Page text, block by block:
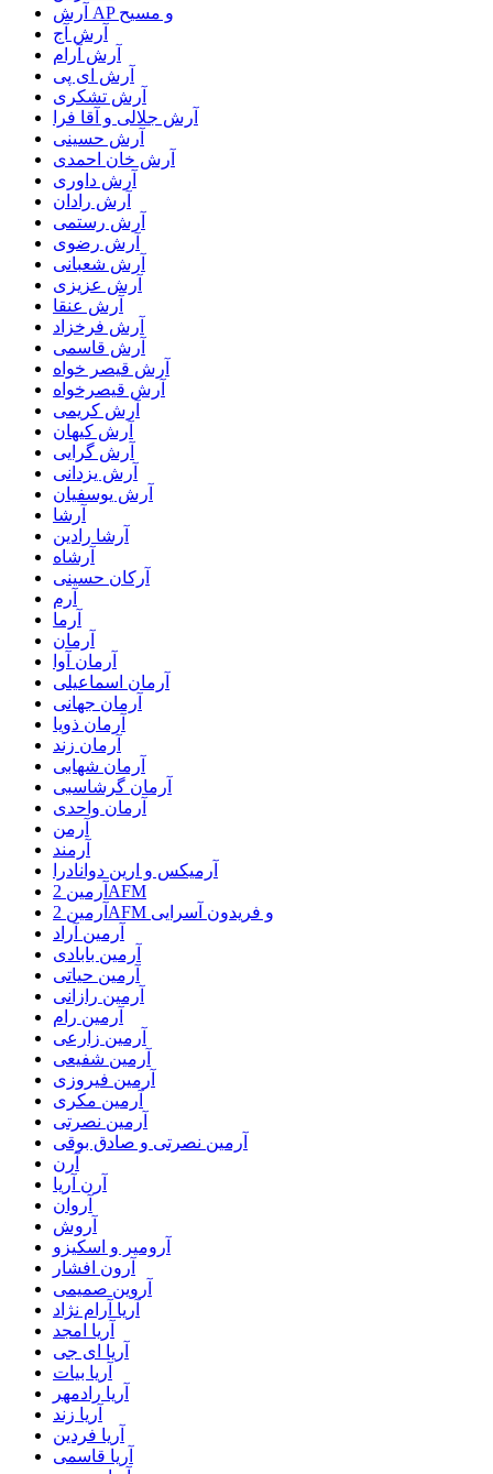
آرش AP و مسیح
آرش آج
آرش آرام
آرش ای پی
آرش تشکری
آرش جلالی و آقا فرا
آرش حسینی
آرش خان احمدی
آرش داوری
آرش رادان
آرش رستمى
آرش رضوی
آرش شعبانی
آرش عزیزی
آرش عنقا
آرش فرخزاد
آرش قاسمی
آرش قیصر خواه
آرش قیصرخواه
آرش کریمی
آرش کیهان
آرش گرایی
آرش یزدانی
آرش یوسفیان
آرشا
آرشا رادین
آرشاه
آرکان حسینی
آرم
آرما
آرمان
آرمان آوا
آرمان اسماعیلی
آرمان جهانی
آرمان ذویا
آرمان زند
آرمان شهابی
آرمان گرشاسبی
آرمان واحدی
آرمن
آرمند
آرمیکس و ارین دوانادرا
آرمین 2AFM
آرمین 2AFM و فریدون آسرایی
آرمین آراد
آرمین بابادی
آرمین حیاتی
آرمین رازانی
آرمین رام
آرمین زارعی
آرمین شفیعی
آرمین فیروزی
آرمین مکری
آرمین نصرتی
آرمین نصرتی و صادق بوقی
آرن
آرن آریا
آروان
آروش
آرومیر و اسکیزو
آرون افشار
آروین صمیمی
آریا آرام نژاد
آریا امجد
آریا ای جی
آریا بیات
آریا رادمهر
آریا زند
آریا فردین
آریا قاسمی